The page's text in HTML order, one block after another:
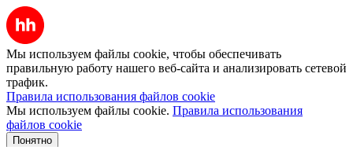
Мы используем файлы cookie, чтобы обеспечивать
правильную работу нашего веб-сайта и анализировать сетевой
трафик.
Правила использования файлов cookie
Мы используем файлы cookie. Правила использования
файлов cookie
Понятно